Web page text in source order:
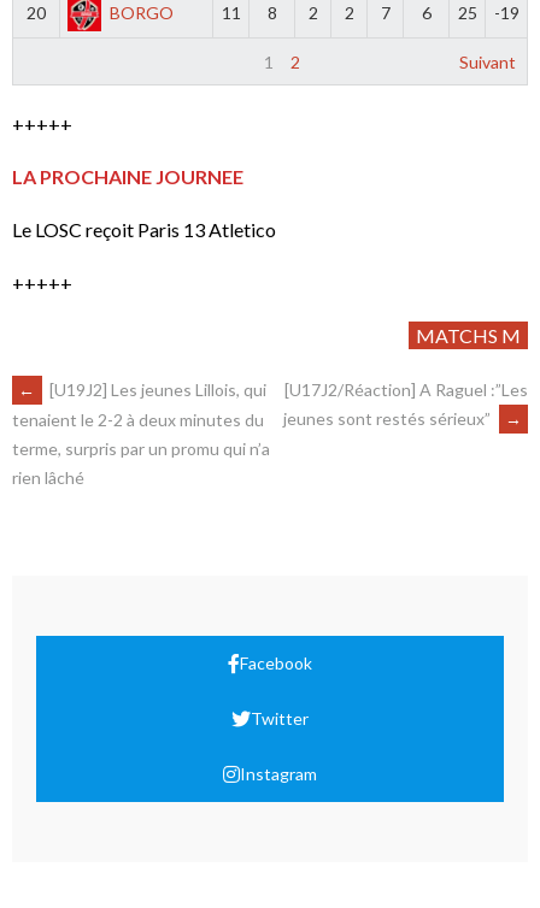
20 BORGO 11 8 2 2 7 6 25 -19
1 2 Suivant
+++++
LA PROCHAINE JOURNEE
Le LOSC reçoit Paris 13 Atletico
+++++
MATCHS M
←
[U19J2] Les jeunes Lillois, qui
tenaient le 2-2 à deux minutes du
terme, surpris par un promu qui n’a
rien lâché
[U17J2/Réaction] A Raguel :”Les
jeunes sont restés sérieux”
→
Facebook
Twitter
Instagram